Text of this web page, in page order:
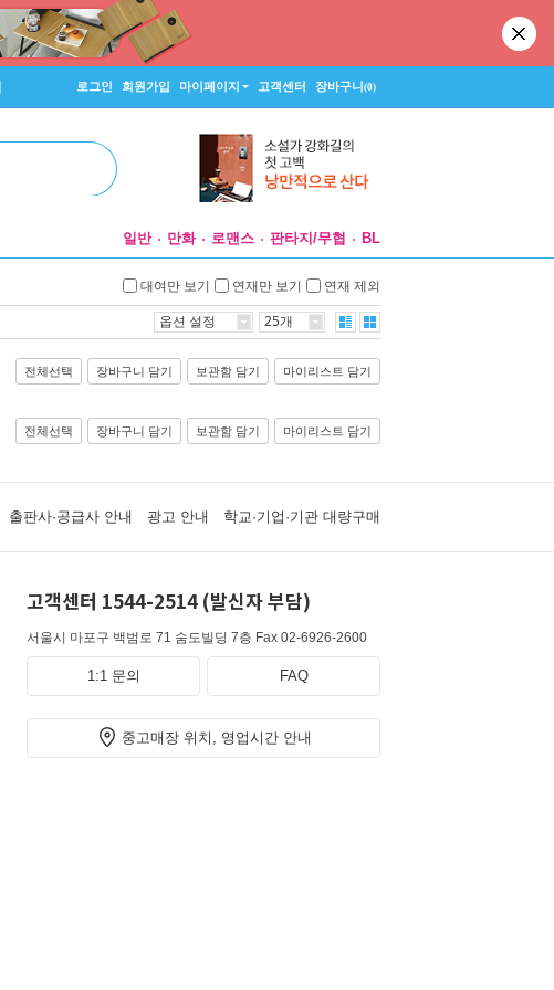
로그인 회원가입 마이페이지 고객센터 장바구니(0)
일반 만화 로맨스 판타지/무협 BL
대여만 보기 연재만 보기 연재 제외
옵션 설정 25개
전체선택 장바구니 담기 보관함 담기 마이리스트 담기
전체선택 장바구니 담기 보관함 담기 마이리스트 담기
출판사·공급사 안내 광고 안내 학교·기업·기관 대량구매
고객센터 1544-2514 (발신자 부담)
서울시 마포구 백범로 71 숨도빌딩 7층 Fax 02-6926-2600
1:1 문의 FAQ
중고매장 위치, 영업시간 안내